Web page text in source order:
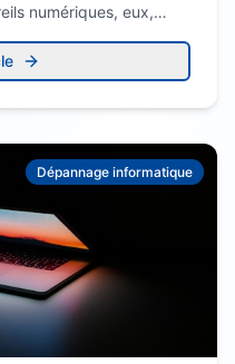
?
— 25€/h après crédit
numériques, eux,
Dépannage informatique